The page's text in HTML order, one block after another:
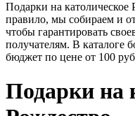
Подарки на католическое
правило, мы собираем и
чтобы гарантировать
получателям. В каталоге
бюджет по цене от 100
Подарки на